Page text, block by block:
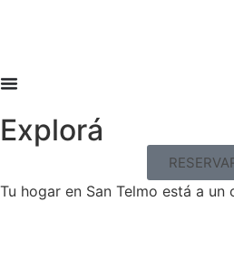
Explorá
Tu hogar en San Telmo está a un